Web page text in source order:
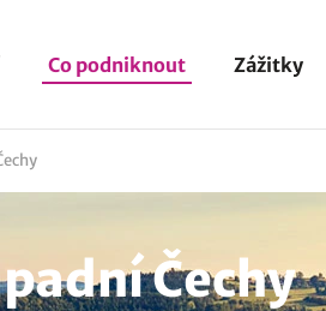
Co podniknout Zážitky
Čechy